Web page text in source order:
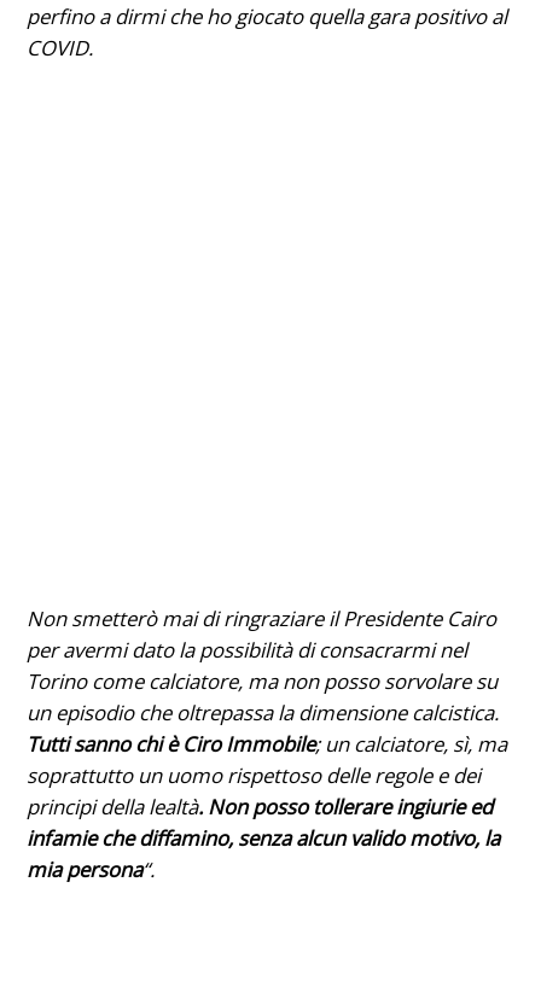
perfino a dirmi che ho giocato quella gara positivo al
COVID.
Non smetterò mai di ringraziare il Presidente Cairo
per avermi dato la possibilità di consacrarmi nel
Torino come calciatore, ma non posso sorvolare su
un episodio che oltrepassa la dimensione calcistica.
Tutti sanno chi è Ciro Immobile; un calciatore, sì, ma
soprattutto un uomo rispettoso delle regole e dei
principi della lealtà. Non posso tollerare ingiurie ed
infamie che diffamino, senza alcun valido motivo, la
mia persona“.